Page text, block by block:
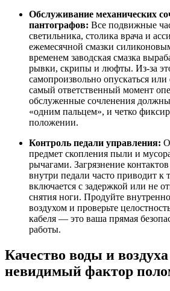
Обслуживание механических
пантографов: Все подвижные
светильника, столика врача и
ежемесячной смазки
временем заводская смазка
рывки, скрипы и люфты. Из-за
самопроизвольно опускаться или
самый ответственный момент
обслуженные сочленения должны
«одним пальцем», и четко
положении.
Контроль педали управления:
предмет скопления пыли и
рычагами. Загрязнение
внутри педали часто приводит к
включается с задержкой или не
снятия ноги. Продуйте
воздухом и проверьте
кабеля — это ваша прямая
работы.
Качество воды и
невидимый фактор